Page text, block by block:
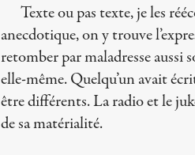
Texte ou pas texte, je les
anecdotique, on y trouve
retomber par maladresse aussi
elle-même. Quelqu’un avait
être différents. La radio et le
de sa matérialité.